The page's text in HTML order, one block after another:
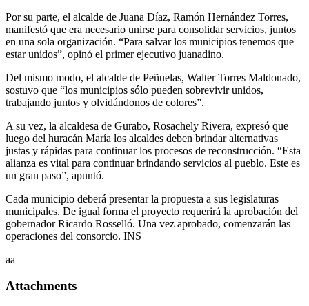
Por su parte, el alcalde de Juana Díaz, Ramón Hernández Torres,
manifestó que era necesario unirse para consolidar servicios, juntos
en una sola organización. “Para salvar los municipios tenemos que
estar unidos”, opinó el primer ejecutivo juanadino.
Del mismo modo, el alcalde de Peñuelas, Walter Torres Maldonado,
sostuvo que “los municipios sólo pueden sobrevivir unidos,
trabajando juntos y olvidándonos de colores”.
A su vez, la alcaldesa de Gurabo, Rosachely Rivera, expresó que
luego del huracán María los alcaldes deben brindar alternativas
justas y rápidas para continuar los procesos de reconstrucción. “Esta
alianza es vital para continuar brindando servicios al pueblo. Este es
un gran paso”, apuntó.
Cada municipio deberá presentar la propuesta a sus legislaturas
municipales. De igual forma el proyecto requerirá la aprobación del
gobernador Ricardo Rosselló. Una vez aprobado, comenzarán las
operaciones del consorcio. INS
aa
Attachments